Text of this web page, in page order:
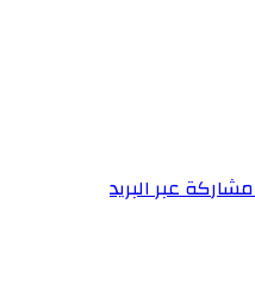
مشاركة عبر البريد